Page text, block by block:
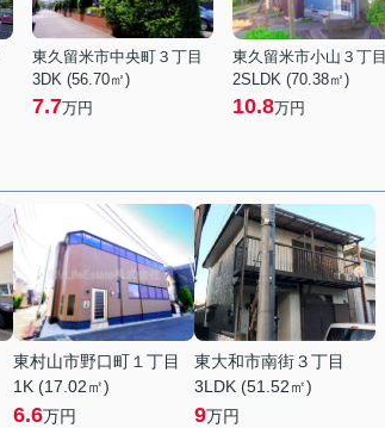
東久留米市中央町３丁目
3DK (56.70㎡)
7.7万円
東久留米市小山３丁目
2SLDK (70.38㎡)
10.8万円
東村山市野口町１丁目
1K (17.02㎡)
6.6万円
東大和市南街３丁目
3LDK (51.52㎡)
9万円